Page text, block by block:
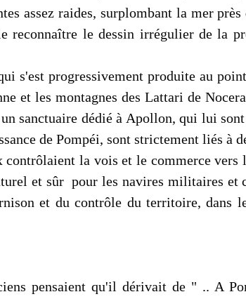
assez raides, surplombant la mer
le dessin irrégulier de la
s'est progressivement produite au
et les montagnes des Lattari de
sanctuaire dédié à Apollon, qui lui
de Pompéi, sont strictement liés à
la vois et le commerce vers
et sûr pour les navires militaires et
et du contrôle du territoire, dans
pensaient qu'il dérivait de " .. A